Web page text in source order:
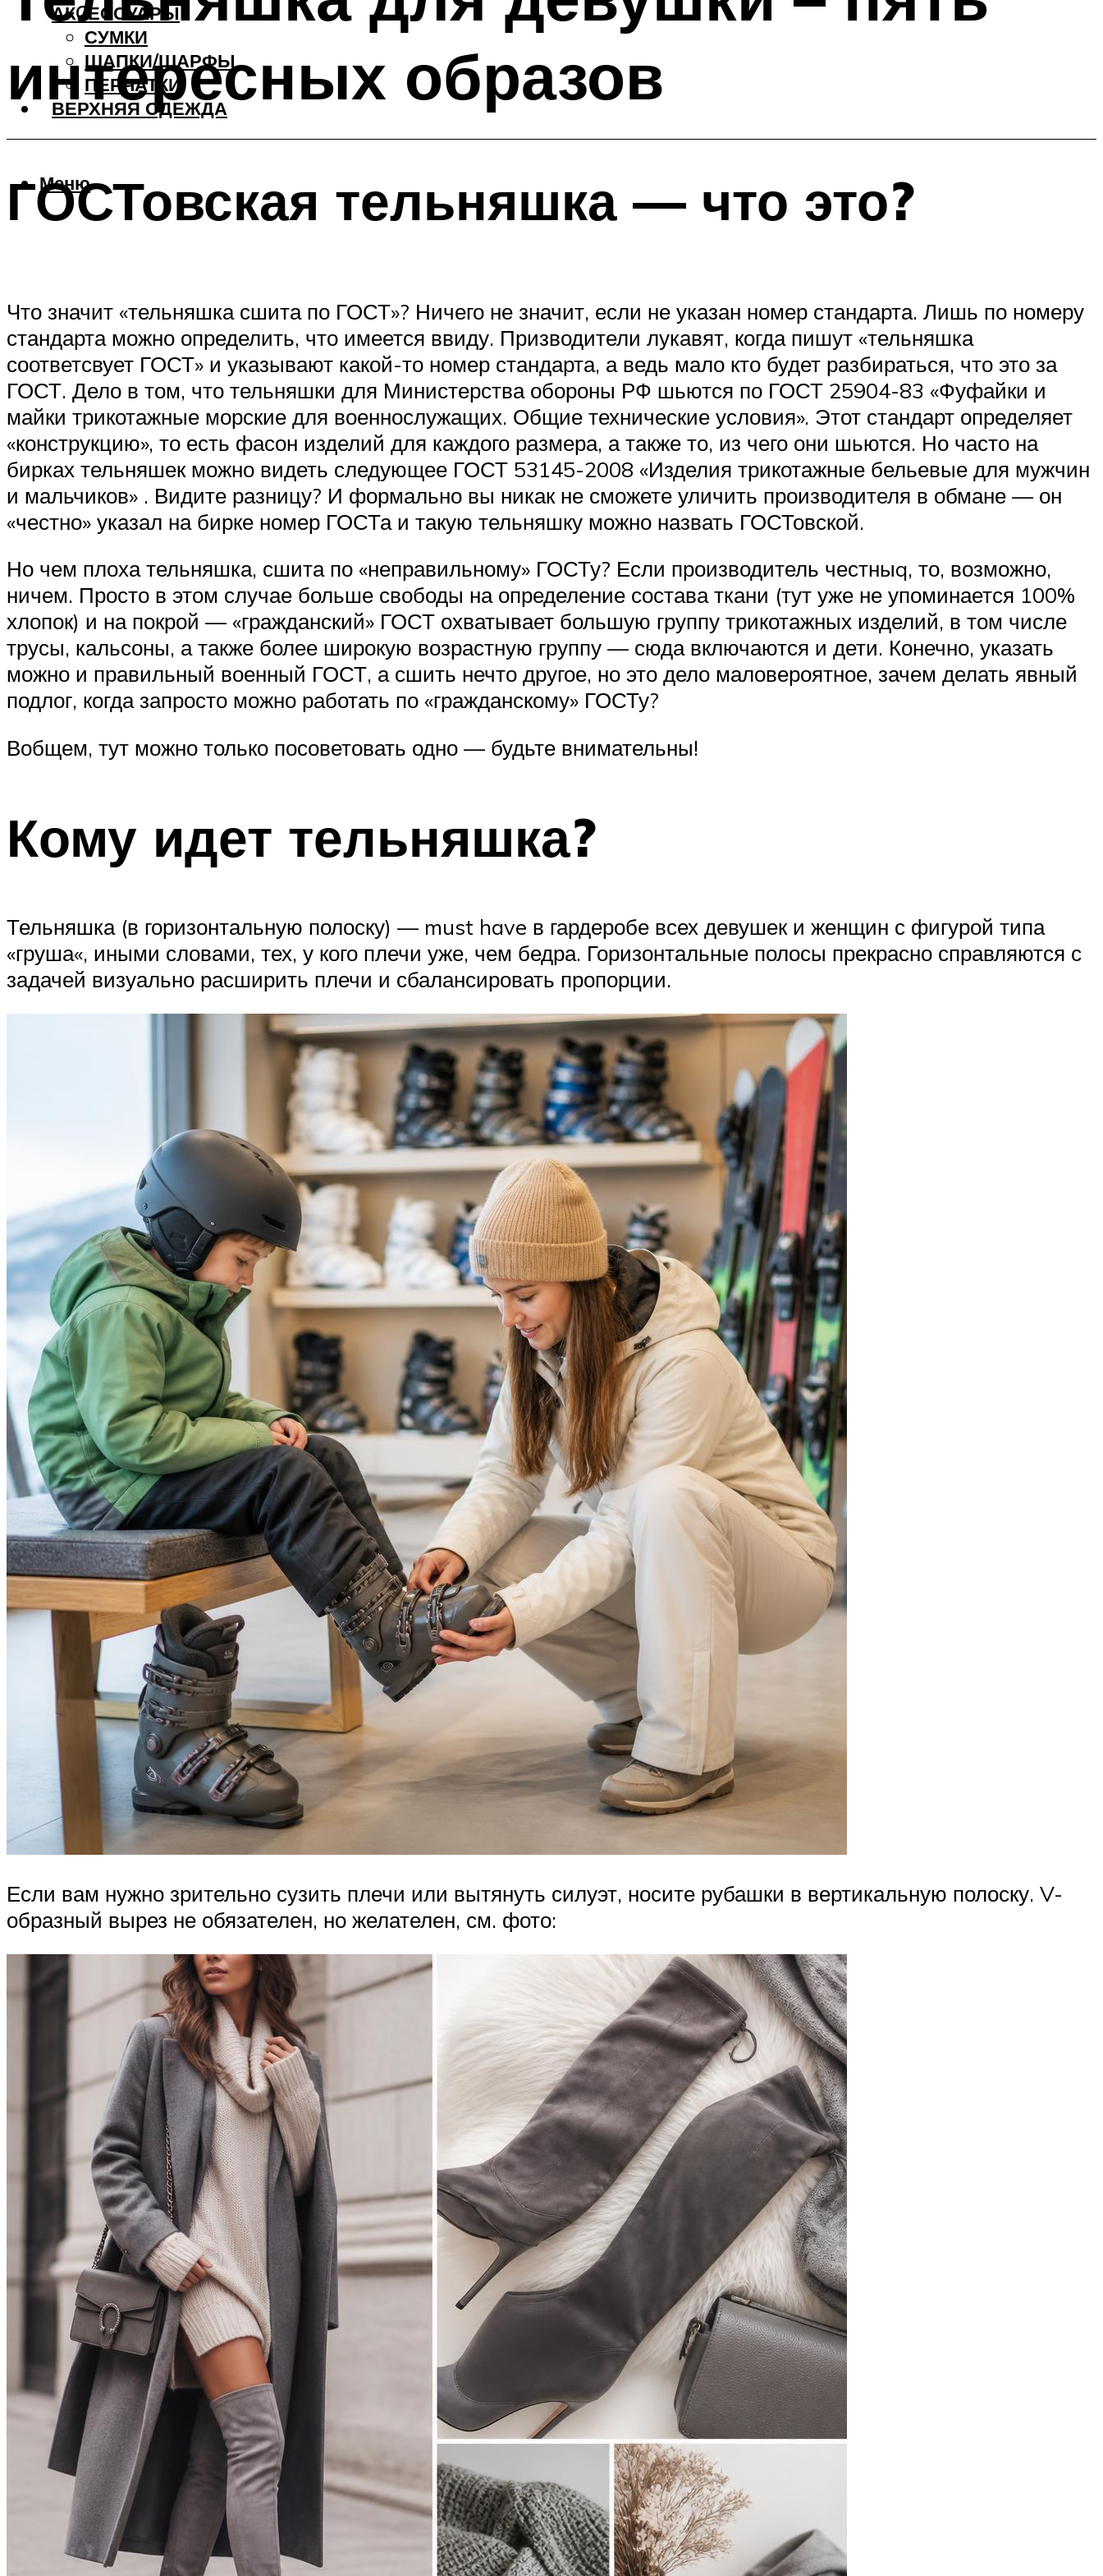
АКCЕССУАРЫ
СУМКИ
ШАПКИ/ШАРФЫ
ПЕРЧАТКИ
ВЕРХНЯЯ ОДЕЖДА
Меню
интересных образов
ГОСТовская тельняшка — что это?
Что значит «тельняшка сшита по ГОСТ»? Ничего не значит, если не указан номер стандарта. Лишь по номеру
стандарта можно определить, что имеется ввиду. Призводители лукавят, когда пишут «тельняшка
соответсвует ГОСТ» и указывают какой-то номер стандарта, а ведь мало кто будет разбираться, что это за
ГОСТ. Дело в том, что тельняшки для Министерства обороны РФ шьются по ГОСТ 25904-83 «Фуфайки и
майки трикотажные морские для военнослужащих. Общие технические условия». Этот стандарт определяет
«конструкцию», то есть фасон изделий для каждого размера, а также то, из чего они шьются. Но часто на
бирках тельняшек можно видеть следующее ГОСТ 53145-2008 «Изделия трикотажные бельевые для мужчин
и мальчиков» . Видите разницу? И формально вы никак не сможете уличить производителя в обмане — он
«честно» указал на бирке номер ГОСТа и такую тельняшку можно назвать ГОСТовской.
Но чем плоха тельняшка, сшита по «неправильному» ГОСТу? Если производитель честныq, то, возможно,
ничем. Просто в этом случае больше свободы на определение состава ткани (тут уже не упоминается 100%
хлопок) и на покрой — «гражданский» ГОСТ охватывает большую группу трикотажных изделий, в том числе
трусы, кальсоны, а также более широкую возрастную группу — сюда включаются и дети. Конечно, указать
можно и правильный военный ГОСТ, а сшить нечто другое, но это дело маловероятное, зачем делать явный
подлог, когда запросто можно работать по «гражданскому» ГОСТу?
Вобщем, тут можно только посоветовать одно — будьте внимательны!
Кому идет тельняшка?
Тельняшка (в горизонтальную полоску) — must have в гардеробе всех девушек и женщин с фигурой типа
«груша«, иными словами, тех, у кого плечи уже, чем бедра. Горизонтальные полосы прекрасно справляются с
задачей визуально расширить плечи и сбалансировать пропорции.
Если вам нужно зрительно сузить плечи или вытянуть силуэт, носите рубашки в вертикальную полоску. V-
образный вырез не обязателен, но желателен, см. фото: